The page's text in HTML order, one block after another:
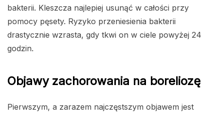
bakterii. Kleszcza najlepiej usunąć w całości przy
pomocy pęsety. Ryzyko przeniesienia bakterii
drastycznie wzrasta, gdy tkwi on w ciele powyżej 24
godzin.
Objawy zachorowania na boreliozę
Pierwszym, a zarazem najczęstszym objawem jest